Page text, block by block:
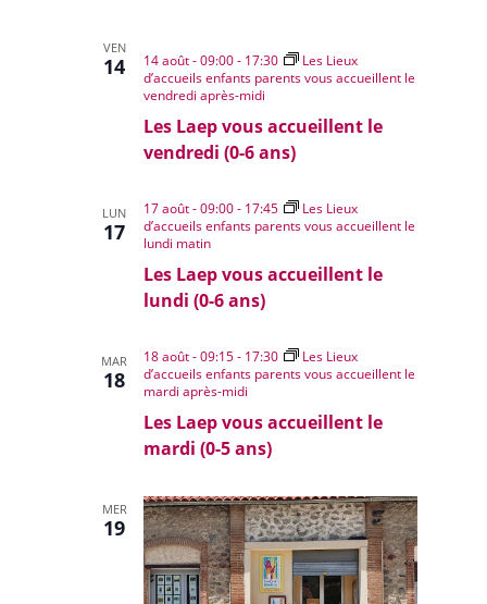
VEN
14
Les Laep vous accueillent le
vendredi (0-6 ans)
14 août - 09:00- 17:30
Les Lieux
d’accueils enfants parents vous accueillent le
vendredi après-midi
LUN
17
Les Laep vous accueillent le
lundi (0-6 ans)
17 août - 09:00- 17:45
Les Lieux
d’accueils enfants parents vous accueillent le
lundi matin
MAR
18
Les Laep vous accueillent le
mardi (0-5 ans)
18 août - 09:15- 17:30
Les Lieux
d’accueils enfants parents vous accueillent le
mardi après-midi
MER
19